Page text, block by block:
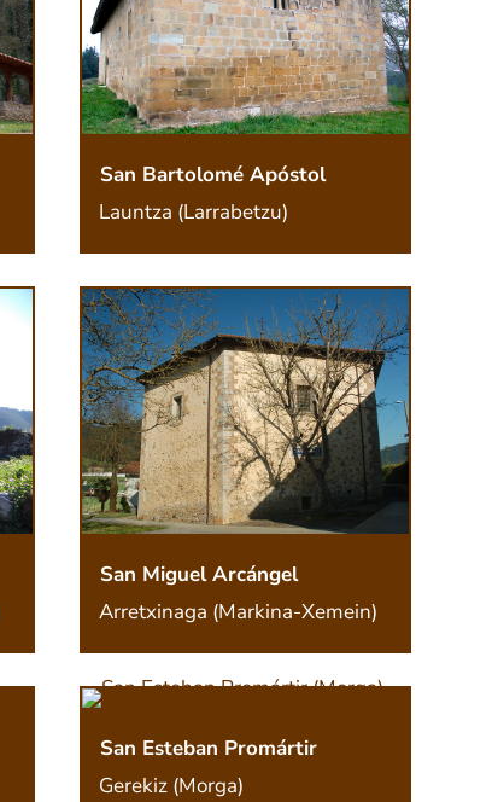
San Bartolomé Apóstol
Launtza (Larrabetzu)
San Miguel Arcángel
Arretxinaga (Markina-Xemein)
San Esteban Promártir
Gerekiz (Morga)